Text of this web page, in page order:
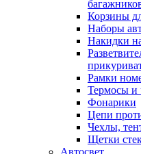
Корзины
Наборы
Накидки
Рамки
Термосы и
Фонарики
Цепи
Чехлы,
Щетки
Автосвет